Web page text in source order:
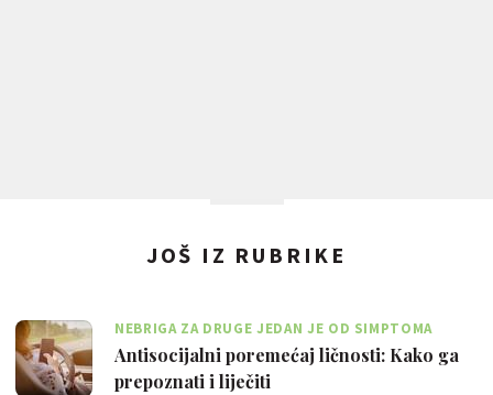
JOŠ IZ RUBRIKE
NEBRIGA ZA DRUGE JEDAN JE OD SIMPTOMA
Antisocijalni poremećaj ličnosti: Kako ga
prepoznati i liječiti